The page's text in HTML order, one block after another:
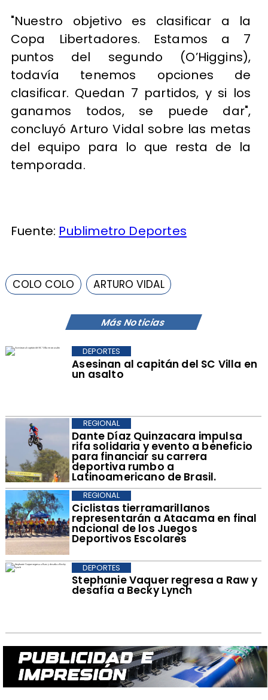
Más Noticias
Asesinan al capitán del SC Villa en
un asalto
DEPORTES
Dante Díaz Quinzacara impulsa
rifa solidaria y evento a beneficio
para financiar su carrera
deportiva rumbo a
Latinoamericano de Brasil.
REGIONAL
​Ciclistas tierramarillanos
representarán a Atacama en final
nacional de los Juegos
Deportivos Escolares
REGIONAL
Stephanie Vaquer regresa a Raw y
desafía a Becky Lynch
DEPORTES
"Nuestro objetivo es clasificar a la
Copa Libertadores. Estamos a 7
puntos del segundo (O’Higgins),
todavía tenemos opciones de
clasificar. Quedan 7 partidos, y si los
ganamos todos, se puede dar",
concluyó Arturo Vidal sobre las metas
del equipo para lo que resta de la
temporada.
Fuente: Publimetro Deportes
COLO COLO ARTURO VIDAL